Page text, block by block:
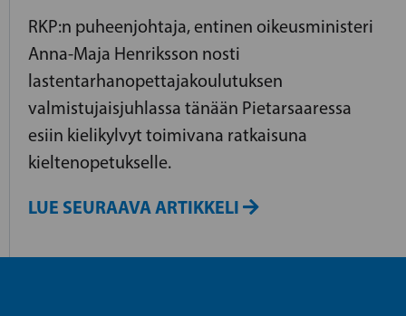
RKP:n puheenjohtaja, entinen oikeusministeri
Anna-Maja Henriksson nosti
lastentarhanopettajakoulutuksen
valmistujaisjuhlassa tänään Pietarsaaressa
esiin kielikylvyt toimivana ratkaisuna
kieltenopetukselle.
LUE SEURAAVA ARTIKKELI